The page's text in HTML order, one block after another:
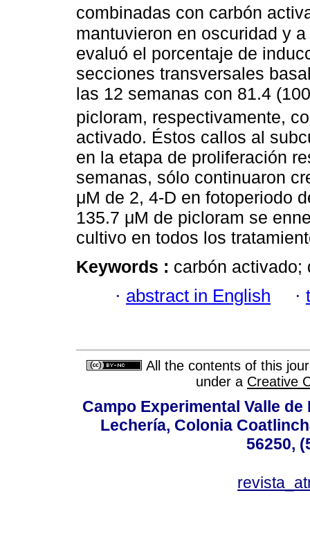
combinadas con carbón
mantuvieron en oscuridad y
evaluó el porcentaje de
secciones transversales
las 12 semanas con 81.4
picloram, respectivamente,
activado. Éstos callos al
en la etapa de proliferación
semanas, sólo continuaron
μM de 2, 4-D en fotoperiodo
135.7 μM de picloram se
cultivo en todos los
Keywords : carbón activado;
· abstract in English ·
All the contents of this
under a Creative
Campo Experimental Valle
Lechería, Colonia
56250,